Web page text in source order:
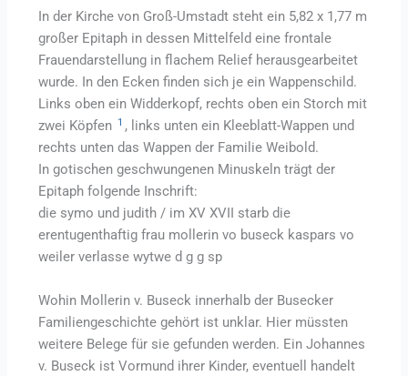
In der Kirche von Groß-Umstadt steht ein 5,82 x 1,77 m
großer Epitaph in dessen Mittelfeld eine frontale
Frauendarstellung in flachem Relief herausgearbeitet
wurde. In den Ecken finden sich je ein Wappenschild.
Links oben ein Widderkopf, rechts oben ein Storch mit
zwei Köpfen 1 , links unten ein Kleeblatt-Wappen und
rechts unten das Wappen der Familie Weibold.
In gotischen geschwungenen Minuskeln trägt der
Epitaph folgende Inschrift:
die symo und judith / im XV XVII starb die
erentugenthaftig frau mollerin vo buseck kaspars vo
weiler verlasse wytwe d g g sp
Wohin Mollerin v. Buseck innerhalb der Busecker
Familiengeschichte gehört ist unklar. Hier müssten
weitere Belege für sie gefunden werden. Ein Johannes
v. Buseck ist Vormund ihrer Kinder, eventuell handelt